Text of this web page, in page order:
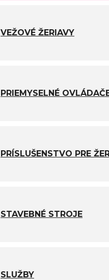
VEŽOVÉ ŽERIAVY
PRIEMYSELNÉ
PRÍSLUŠENSTVO PRE
STAVEBNÉ STROJE
SLUŽBY